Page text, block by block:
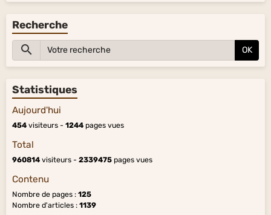
Recherche
OK
Statistiques
Aujourd'hui
454 visiteurs - 1244 pages vues
Total
960814 visiteurs - 2339475 pages vues
Contenu
Nombre de pages : 125
Nombre d'articles : 1139